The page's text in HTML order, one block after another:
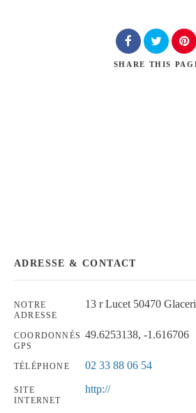
SHARE THIS
ADRESSE & CONTACT
NOTRE
ADRESSE
13 r Lucet 50470
COORDONNÉS
GPS
49.6253138, -1.616706
TÉLÉPHONE 02 33 88 06 54
SITE
INTERNET
http://